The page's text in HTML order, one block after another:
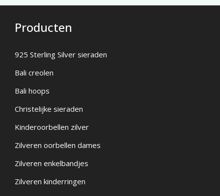
Producten
925 Sterling Silver sieraden
Bali creolen
Bali hoops
Christelijke sieraden
Kinderoorbellen zilver
Zilveren oorbellen dames
Zilveren enkelbandjes
Zilveren kinderringen